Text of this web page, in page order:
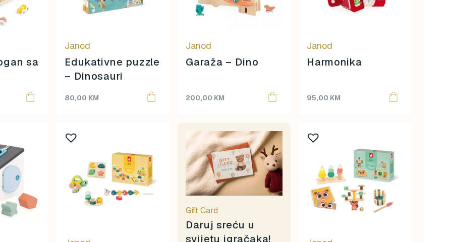
Hey Clay
Jaba Daba Do
Janod
Lässig
Little Dutch
Little Green Radicals
Llorens
Magna-Tiles
sa
Janod
Edukativne puzzle
– Dinosauri
80,00 KM
Janod
Garaža – Dino
200,00 KM
Janod
Harmonika
95,00 KM
Gift Card
Daruj sreću u
svijetu igračaka!